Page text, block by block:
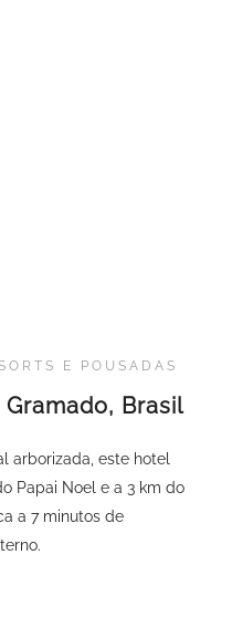
E POUSADAS
Brasil
arborizada, este hotel
Papai Noel e a 3 km do
a 7 minutos de